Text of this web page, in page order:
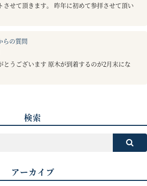
させて頂きます。 昨年に初めて参拝させて頂い
らの質問
とうございます 原木が到着するのが2月末にな
検索
アーカイブ